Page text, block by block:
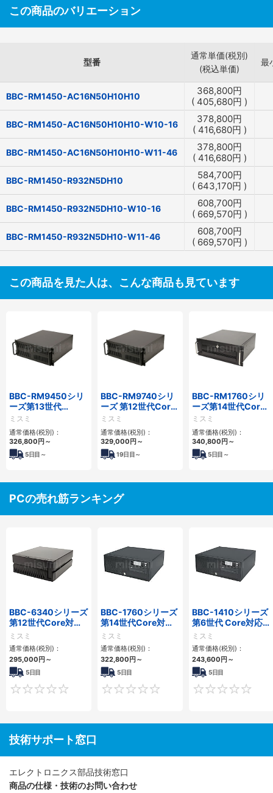
この商品のバリエーション
型番
通常単価(税別)
(税込単価)
最
BBC-RM1450-AC16N50H10H10 368,800円
( 405,680円 )
BBC-RM1450-AC16N50H10H10-W10-16 378,800円
( 416,680円 )
BBC-RM1450-AC16N50H10H10-W11-46 378,800円
( 416,680円 )
BBC-RM1450-R932N5DH10 584,700円
( 643,170円 )
BBC-RM1450-R932N5DH10-W10-16 608,700円
( 669,570円 )
BBC-RM1450-R932N5DH10-W11-46 608,700円
( 669,570円 )
この商品を見た人は、こんな商品も見ています
BBC-RM9450シリ
ーズ第13世代
Core・12世代
Celeron対応ラック
マウント4PCIe
ミスミ
通常価格(税別)：
326,800円～
5日目～
BBC-RM9740シリ
ーズ 第12世代Core
対応ラックマウント
FAPC4PCI・3PCIe
ミスミ
通常価格(税別)：
329,000円～
19日目～
BBC-RM1760シリ
ーズ第14世代Core
対応ラックマウント
3PCIe
ミスミ
通常価格(税別)：
340,800円～
5日目～
PCの売れ筋ランキング
BBC-6340シリーズ
第12世代Core対応
小型フロアマウント
PC2PCI/2PCIe
ミスミ
通常価格(税別)：
295,000円～
5日目
0
BBC-1760シリーズ
第14世代Core対応
小型フロアマウント
3PCIe
ミスミ
通常価格(税別)：
322,800円～
5日目
0
BBC-1410シリーズ
第6世代 Core対応フ
ロアマウントFAPC
3PCI・3PCIe
ミスミ
通常価格(税別)：
243,600円～
5日目
技術サポート窓口
エレクトロニクス部品技術窓口
商品の仕様・技術のお問い合わせ